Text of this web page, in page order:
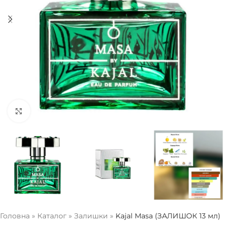
Натисніть, щоб збільшити
Головна » Каталог » Залишки » Kajal Masa (ЗАЛИШОК 13 мл)